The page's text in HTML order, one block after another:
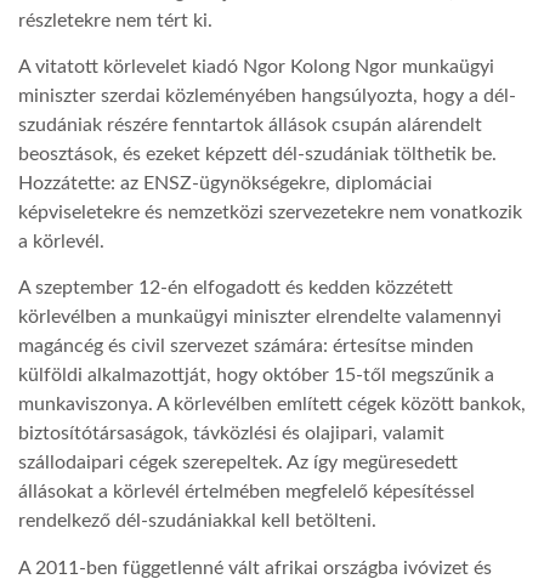
DOBRAVERO.HU
LATIMO.HU
GLOBOBOOK
részletekre nem tért ki.
A vitatott körlevelet kiadó Ngor Kolong Ngor munkaügyi
miniszter szerdai közleményében hangsúlyozta, hogy a dél-
szudániak részére fenntartok állások csupán alárendelt
beosztások, és ezeket képzett dél-szudániak tölthetik be.
Hozzátette: az ENSZ-ügynökségekre, diplomáciai
képviseletekre és nemzetközi szervezetekre nem vonatkozik
a körlevél.
A szeptember 12-én elfogadott és kedden közzétett
körlevélben a munkaügyi miniszter elrendelte valamennyi
magáncég és civil szervezet számára: értesítse minden
külföldi alkalmazottját, hogy október 15-től megszűnik a
munkaviszonya. A körlevélben említett cégek között bankok,
biztosítótársaságok, távközlési és olajipari, valamit
szállodaipari cégek szerepeltek. Az így megüresedett
állásokat a körlevél értelmében megfelelő képesítéssel
rendelkező dél-szudániakkal kell betölteni.
A 2011-ben függetlenné vált afrikai országba ivóvizet és